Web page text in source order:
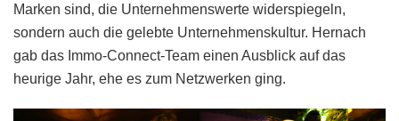
Marken sind, die Unternehmenswerte widerspiegeln,
sondern auch die gelebte Unternehmenskultur. Hernach
gab das Immo-Connect-Team einen Ausblick auf das
heurige Jahr, ehe es zum Netzwerken ging.